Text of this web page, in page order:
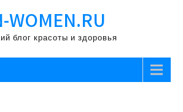
WOMEN.RU
блог красоты и здоровья